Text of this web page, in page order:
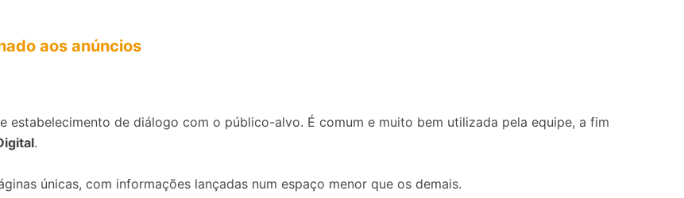
aos anúncios
estabelecimento de diálogo com o público-alvo. É comum e muito bem utilizada pela equipe, a fim
.
únicas, com informações lançadas num espaço menor que os demais.